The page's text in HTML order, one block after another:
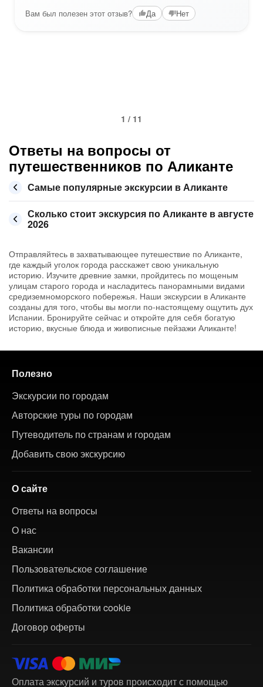
Вам был полезен этот отзыв? Да Нет
1 / 11
Ответы на вопросы от
путешественников по Аликанте
Самые популярные экскурсии в Аликанте
Сколько стоит экскурсия по Аликанте в августе
2026
Отправляйтесь в захватывающее путешествие по Аликанте,
где каждый уголок города расскажет свою уникальную
историю. Изучите древние замки, пройдитесь по мощеным
улицам старого города и насладитесь панорамными видами
средиземноморского побережья. Наши экскурсии в Аликанте
созданы для того, чтобы вы могли по-настоящему ощутить дух
Испании. Бронируйте сейчас и откройте для себя богатую
историю, вкусные блюда и живописные пейзажи Аликанте!
Полезно
Экскурсии по городам
Авторские туры по городам
Путеводитель по странам и городам
Добавить свою экскурсию
О сайте
Ответы на вопросы
О нас
Вакансии
Пользовательское соглашение
Политика обработки персональных данных
Политика обработки cookie
Договор оферты
Оплата экскурсий и туров происходит с помощью